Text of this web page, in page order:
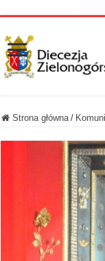
Strona główna /